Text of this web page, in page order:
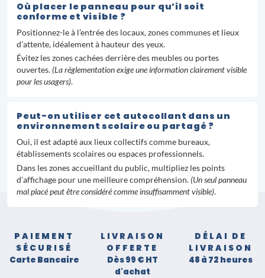
Où placer le panneau pour qu’il soit
conforme et visible ?
Positionnez-le à l’entrée des locaux, zones communes et lieux
d’attente, idéalement à hauteur des yeux.
Évitez les zones cachées derrière des meubles ou portes
ouvertes.(La réglementation exige une information clairement visible
pour les usagers).
Peut-on utiliser cet autocollant dans un
environnement scolaire ou partagé ?
Oui, il est adapté aux lieux collectifs comme bureaux,
établissements scolaires ou espaces professionnels.
Dans les zones accueillant du public, multipliez les points
d’affichage pour une meilleure compréhension.(Un seul panneau
mal placé peut être considéré comme insuffisamment visible).
PAIEMENT
SÉCURISÉ
Carte Bancaire
LIVRAISON
OFFERTE
Dès 99 € HT
d'achat
DÉLAI DE
LIVRAISON
48 à 72 heures